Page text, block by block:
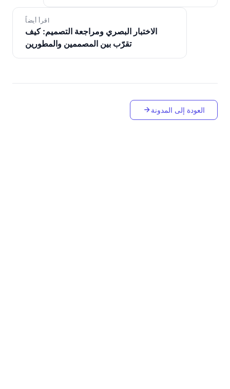
اقرأ أيضاً
الاختبار البصري ومراجعة التصميم: كيف
تقرّب بين المصممين والمطورين
العودة إلى المدونة